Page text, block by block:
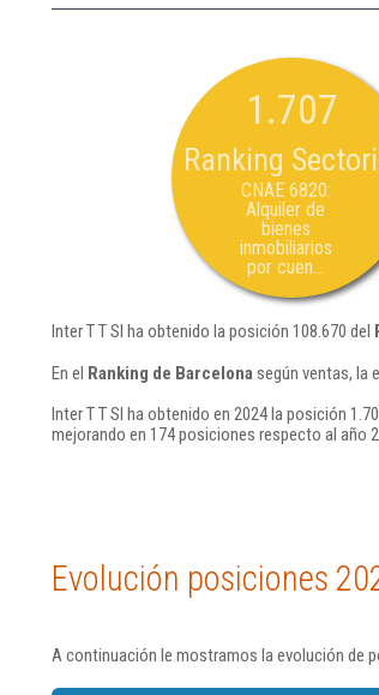
1.707
Ranking
CNAE 6820:
Alquiler de
bienes
inmobiliarios
por cuen...
Inter T T Sl ha obtenido la posición 108.670 del
En el Ranking de Barcelona según ventas, la
Inter T T Sl ha obtenido en 2024 la posición
mejorando en 174 posiciones respecto al año
Evolución posiciones
A continuación le mostramos la evolución de